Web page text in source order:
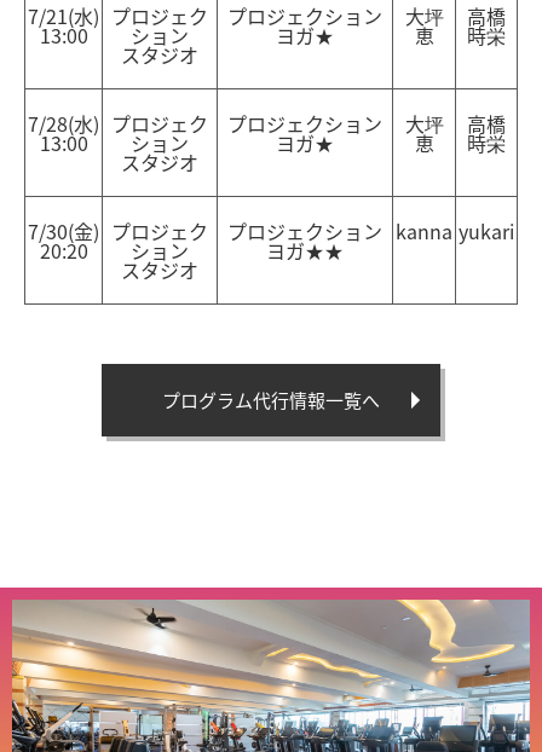
7/21(水)
13:00
プロジェク
ション
スタジオ
プロジェクション
ヨガ★
大坪
恵
高橋
時栄
7/28(水)
13:00
プロジェク
ション
スタジオ
プロジェクション
ヨガ★
大坪
恵
高橋
時栄
7/30(金)
20:20
プロジェク
ション
スタジオ
プロジェクション
ヨガ★★
kanna yukari
プログラム代行情報一覧へ